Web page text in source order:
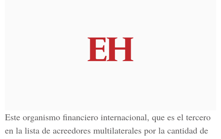
Este organismo financiero internacional, que es el tercero
en la lista de acreedores multilaterales por la cantidad de